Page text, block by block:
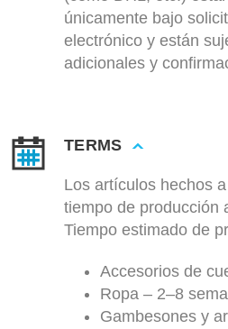
únicamente bajo
electrónico y están
adicionales y
TERMS
Los artículos hechos
tiempo de producción
Tiempo estimado de
Accesorios de
Ropa – 2–8
Gambesones y